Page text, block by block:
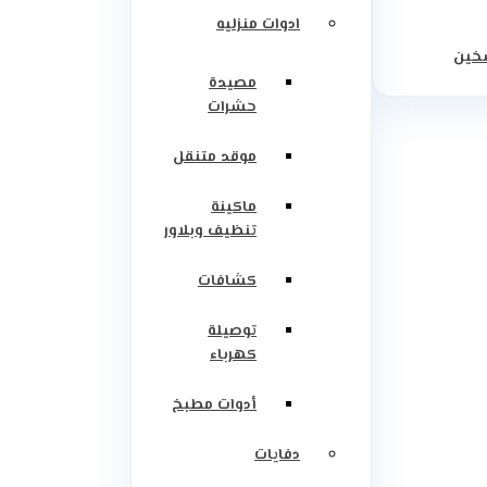
ادوات منزليه
مصيدة
حشرات
موقد متنقل
ماكينة
تنظيف وبلاور
كشافات
توصيلة
كهرباء
أدوات مطبخ
دفايات